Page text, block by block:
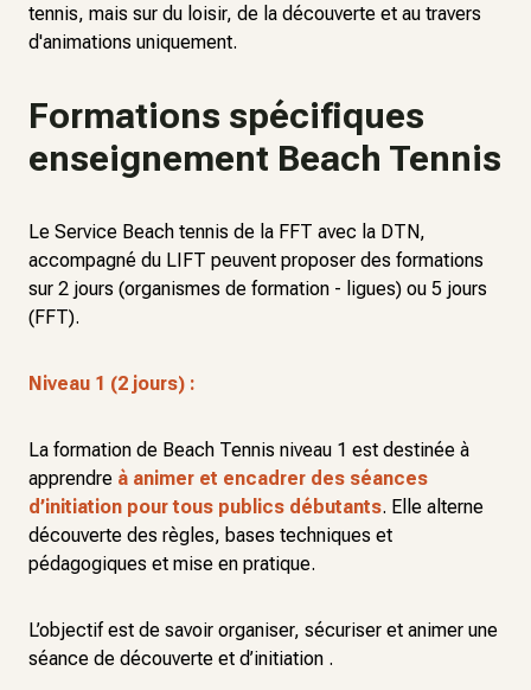
tennis, mais sur du loisir, de la découverte et au travers
d'animations uniquement.
Formations spécifiques
enseignement Beach Tennis
Le Service Beach tennis de la FFT avec la DTN,
accompagné du LIFT peuvent proposer des formations
sur 2 jours (organismes de formation - ligues) ou 5 jours
(FFT).
Niveau 1 (2 jours) :
La formation de Beach Tennis niveau 1 est destinée à
apprendre à animer et encadrer des séances
d’initiation pour tous publics débutants. Elle alterne
découverte des règles, bases techniques et
pédagogiques et mise en pratique.
L’objectif est de savoir organiser, sécuriser et animer une
séance de découverte et d’initiation .